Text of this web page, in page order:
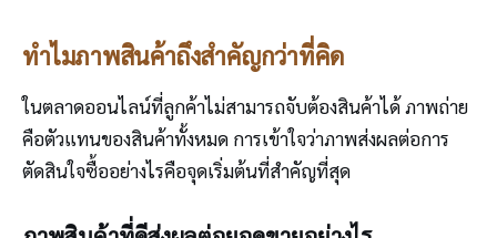
ทำไมภาพสินค้าถึงสำคัญกว่าที่คิด
ในตลาดออนไลน์ที่ลูกค้าไม่สามารถจับต้องสินค้าได้ ภาพถ่าย
คือตัวแทนของสินค้าทั้งหมด การเข้าใจว่าภาพส่งผลต่อการ
ตัดสินใจซื้ออย่างไรคือจุดเริ่มต้นที่สำคัญที่สุด